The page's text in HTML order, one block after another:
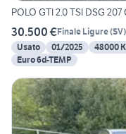
POLO GTI 2.0 TSI DSG
30.500 €Finale Ligure(SV)
Usato
01/2025 48000
Euro 6d-TEMP